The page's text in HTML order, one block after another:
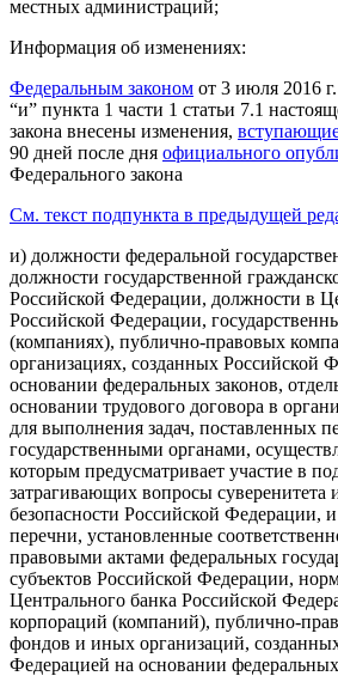
местных администраций;
Информация об изменениях:
Федеральным законом от 3 июля 2016
“и” пункта 1 части 1 статьи 7.1
закона внесены изменения,
90 дней после дня официального
Федерального закона
См. текст подпункта в предыдущей
и) должности федеральной
должности государственной
Российской Федерации, должности в
Российской Федерации,
(компаниях), публично-правовых
организациях, созданных Российской
основании федеральных законов,
основании трудового договора в
для выполнения задач, поставленных
государственными органами,
которым предусматривает участие в
затрагивающих вопросы суверенитета
безопасности Российской Федерации,
перечни, установленные
правовыми актами федеральных
субъектов Российской Федерации,
Центрального банка Российской
корпораций (компаний), публично-
фондов и иных организаций,
Федерацией на основании